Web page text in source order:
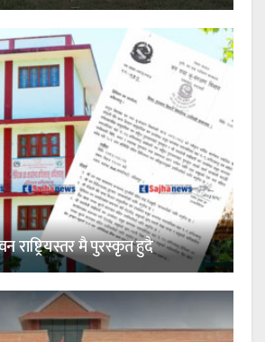
राष्ट्रियस्तर मै पुरस्कृत हुदै